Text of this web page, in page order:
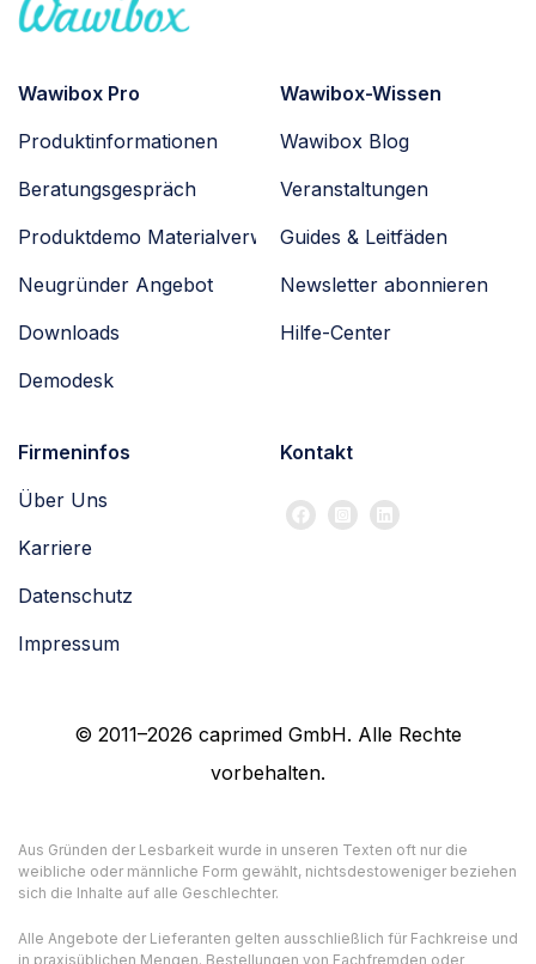
Wawibox Pro
Produktinformationen
Beratungsgespräch
Produktdemo Materialverwaltung
Neugründer Angebot
Downloads
Demodesk
Wawibox-Wissen
Wawibox Blog
Veranstaltungen
Guides & Leitfäden
Newsletter abonnieren
Hilfe-Center
Firmeninfos
Über Uns
Karriere
Datenschutz
Impressum
Kontakt
© 2011–2026 caprimed GmbH. Alle Rechte
vorbehalten.
Aus Gründen der Lesbarkeit wurde in unseren Texten oft nur die
weibliche oder männliche Form gewählt, nichtsdestoweniger beziehen
sich die Inhalte auf alle Geschlechter.
Alle Angebote der Lieferanten gelten ausschließlich für Fachkreise und
in praxisüblichen Mengen. Bestellungen von Fachfremden oder